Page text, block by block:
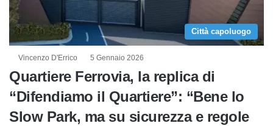
Città capoluogo
Vincenzo D'Errico 5 Gennaio 2026
Quartiere Ferrovia, la replica di
“Difendiamo il Quartiere”: “Bene lo
Slow Park, ma su sicurezza e regole